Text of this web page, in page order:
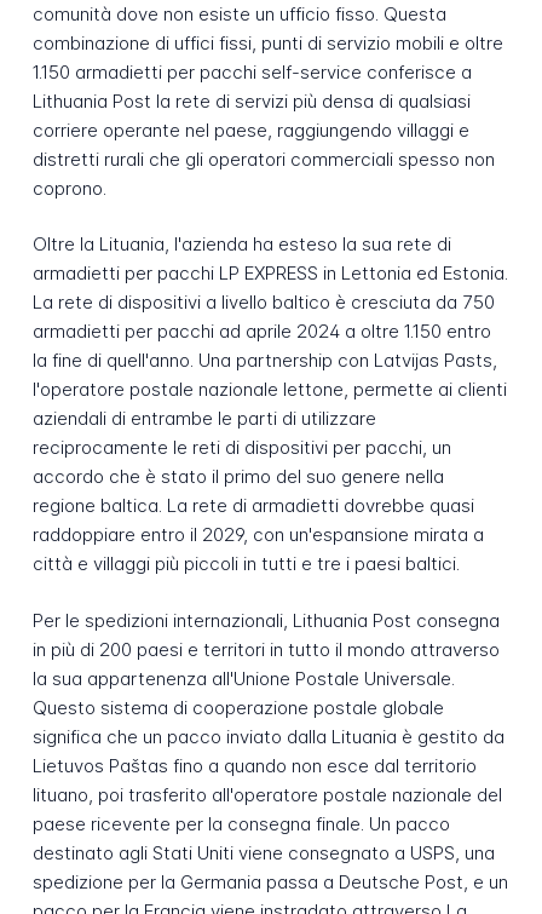
comunità dove non esiste un ufficio fisso. Questa
combinazione di uffici fissi, punti di servizio mobili e oltre
1.150 armadietti per pacchi self-service conferisce a
Lithuania Post la rete di servizi più densa di qualsiasi
corriere operante nel paese, raggiungendo villaggi e
distretti rurali che gli operatori commerciali spesso non
coprono.
Oltre la Lituania, l'azienda ha esteso la sua rete di
armadietti per pacchi LP EXPRESS in Lettonia ed Estonia.
La rete di dispositivi a livello baltico è cresciuta da 750
armadietti per pacchi ad aprile 2024 a oltre 1.150 entro
la fine di quell'anno. Una partnership con Latvijas Pasts,
l'operatore postale nazionale lettone, permette ai clienti
aziendali di entrambe le parti di utilizzare
reciprocamente le reti di dispositivi per pacchi, un
accordo che è stato il primo del suo genere nella
regione baltica. La rete di armadietti dovrebbe quasi
raddoppiare entro il 2029, con un'espansione mirata a
città e villaggi più piccoli in tutti e tre i paesi baltici.
Per le spedizioni internazionali, Lithuania Post consegna
in più di 200 paesi e territori in tutto il mondo attraverso
la sua appartenenza all'Unione Postale Universale.
Questo sistema di cooperazione postale globale
significa che un pacco inviato dalla Lituania è gestito da
Lietuvos Paštas fino a quando non esce dal territorio
lituano, poi trasferito all'operatore postale nazionale del
paese ricevente per la consegna finale. Un pacco
destinato agli Stati Uniti viene consegnato a USPS, una
spedizione per la Germania passa a Deutsche Post, e un